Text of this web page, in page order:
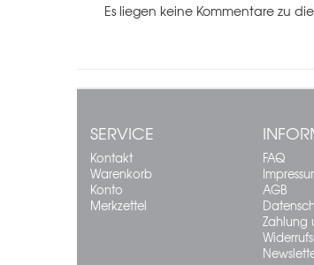
Es liegen keine Kommentare zu
SERVICE
Kontakt
Warenkorb
Konto
Merkzettel
FAQ
AGB
Zahlung